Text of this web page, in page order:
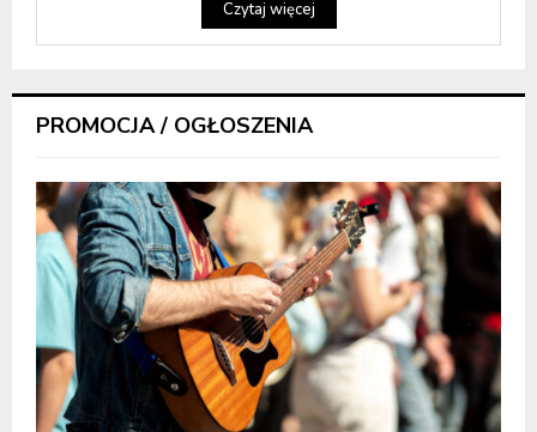
Czytaj więcej
PROMOCJA / OGŁOSZENIA